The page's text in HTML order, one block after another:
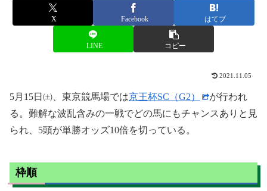
X Facebook はてブ
LINE コピー
2021.11.05
5月15日㈯、東京競馬場では京王杯SC（G2）
が行われ
る。難解な波乱含みの一戦でどの馬にもチャンスありと見
られ、5頭が単勝オッズ10倍を切っている。
枠順